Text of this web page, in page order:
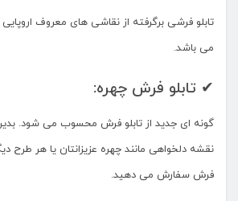
تابلو فرشی برگرفته از نقاشی های معروف
می باشد.
✔ تابلو فرش چهره:
گونه ای جدید از تابلو فرش محسوب می شود.
نقشه دلخواهی مانند چهره عزیزانتان یا هر طرح
فرش سفارش می دهید.